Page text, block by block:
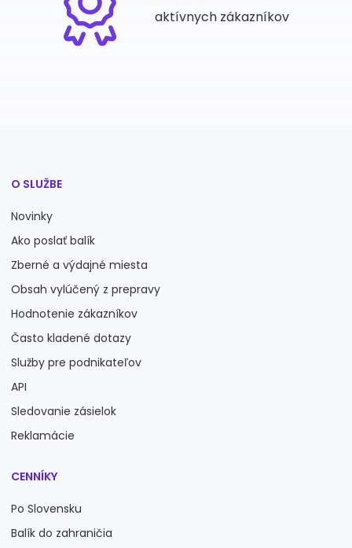
aktívnych zákazníkov
O SLUŽBE
Novinky
Ako poslať balík
Zberné a výdajné miesta
Obsah vylúčený z prepravy
Hodnotenie zákazníkov
Často kladené dotazy
Služby pre podnikateľov
API
Sledovanie zásielok
Reklamácie
CENNÍKY
Po Slovensku
Balík do zahraničia